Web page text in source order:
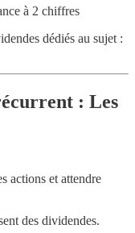
à 2 chiffres
dédiés au sujet :
: Les
actions et attendre
des dividendes.